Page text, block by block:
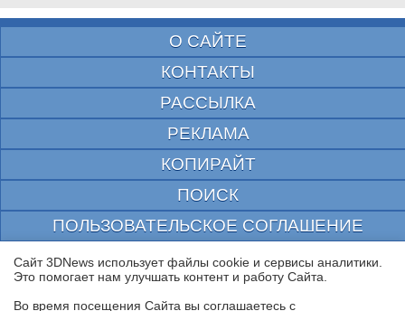
О САЙТЕ
КОНТАКТЫ
РАССЫЛКА
РЕКЛАМА
КОПИРАЙТ
ПОИСК
ПОЛЬЗОВАТЕЛЬСКОЕ СОГЛАШЕНИЕ
ЗАЩИЩЕНО CURATOR
© 1997—2026 Электронное периодическое издание "3ДНьюс" | Свидетельство о
Сайт 3DNews использует файлы cookie и сервисы аналитики.
Это помогает нам улучшать контент и работу Cайта.
Во время посещения Cайта вы соглашаетесь с